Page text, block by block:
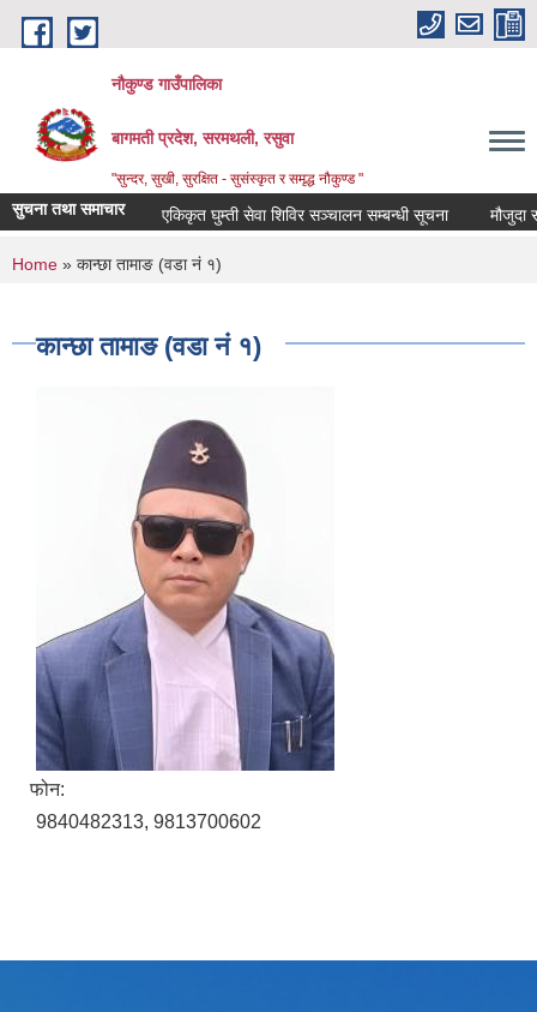
Skip to main content
नौकुण्ड गाउँपालिका
बागमती प्रदेश, सरमथली, रसुवा
"सुन्दर, सुखी, सुरक्षित - सुसंस्कृत र समृद्ध नौकुण्ड "
सुचना तथा समाचार एकिकृत घुम्ती सेवा शिविर सञ्‍चालन सम्बन्धी सूचना मौजुदा
You are here
Home » कान्छा तामाङ (वडा नं १)
कान्छा तामाङ (वडा नं १)
फोन:
9840482313, 9813700602